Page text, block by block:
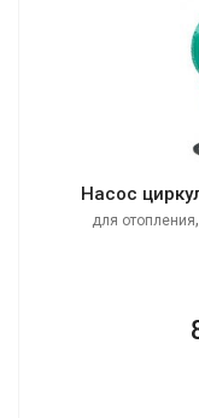
Насос
для отопления,